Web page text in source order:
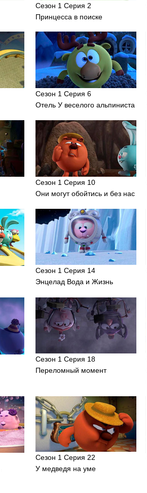
Сезон 1 Серия 2
Принцесса в поиске
Сезон 1 Серия 6
Отель У веселого альпиниста
Сезон 1 Серия 10
Они могут обойтись и без нас
Сезон 1 Серия 14
Энцелад Вода и Жизнь
Сезон 1 Серия 18
Переломный момент
Сезон 1 Серия 22
У медведя на уме